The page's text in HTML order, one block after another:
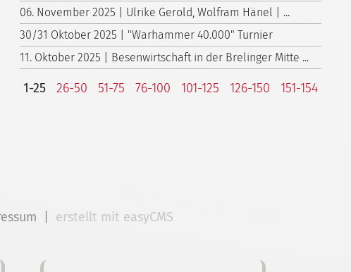
06. November 2025 | Ulrike Gerold, Wolfram Hänel | ...
30/31 Oktober 2025 | "Warhammer 40.000" Turnier
11. Oktober 2025 | Besenwirtschaft in der Brelinger Mitte ...
1-25 26-50 51-75 76-100 101-125 126-150 151-154
erstellt mit easyCMS